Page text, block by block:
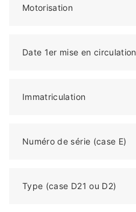
Motorisation
Date 1er mise en circulation
Immatriculation
Numéro de série (case E)
Type (case D21 ou D2)